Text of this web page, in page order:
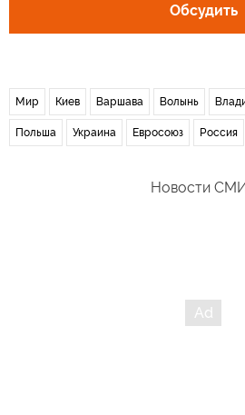
Обсудить
Мир Киев Варшава Волынь
Польша Украина Евросоюз Россия
Новости